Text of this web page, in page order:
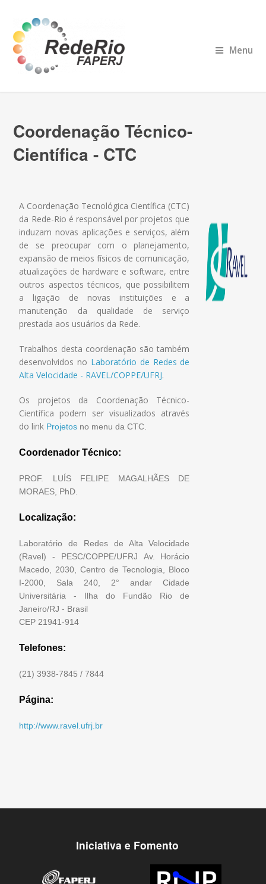
Menu
Coordenação Técnico-
Científica - CTC
A Coordenação Tecnológica Científica (CTC)
da Rede-Rio é responsável por projetos que
induzam novas aplicações e serviços, além
de se preocupar com o planejamento,
expansão de meios físicos de comunicação,
atualizações de hardware e software, entre
outros aspectos técnicos, que possibilitem
a ligação de novas instituições e a
manutenção da qualidade de serviço
prestada aos usuários da Rede.
Trabalhos desta coordenação são também
desenvolvidos no Laboratório de Redes de
Alta Velocidade - RAVEL/COPPE/UFRJ.
Os projetos da Coordenação Técnico-
Científica podem ser visualizados através
do link Projetos no menu da CTC.
Coordenador Técnico:
PROF. LUÍS FELIPE MAGALHÃES DE
MORAES, PhD.
Localização:
Laboratório de Redes de Alta Velocidade
(Ravel) - PESC/COPPE/UFRJ Av. Horácio
Macedo, 2030, Centro de Tecnologia, Bloco
I-2000, Sala 240, 2° andar Cidade
Universitária - Ilha do Fundão Rio de
Janeiro/RJ - Brasil
CEP 21941-914
Telefones:
(21) 3938-7845 / 7844
Página:
http://www.ravel.ufrj.br
Iniciativa e Fomento